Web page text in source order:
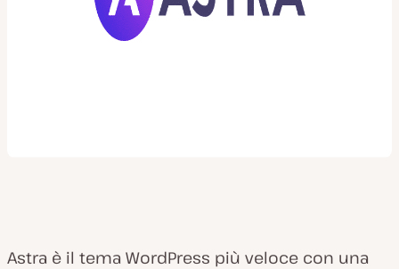
Astra è il tema WordPress più veloce con una